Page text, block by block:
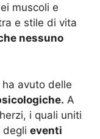
muscoli e
e stile di vita
nessuno
avuto delle
A
i quali uniti
degli eventi